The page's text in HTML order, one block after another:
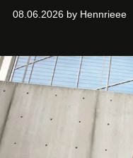
bước chuyển mình
của nam nghệ sĩ khi
solo được đầu tư toàn
diễn đến hình ảnh.
08.06.2026 by Hennrieee